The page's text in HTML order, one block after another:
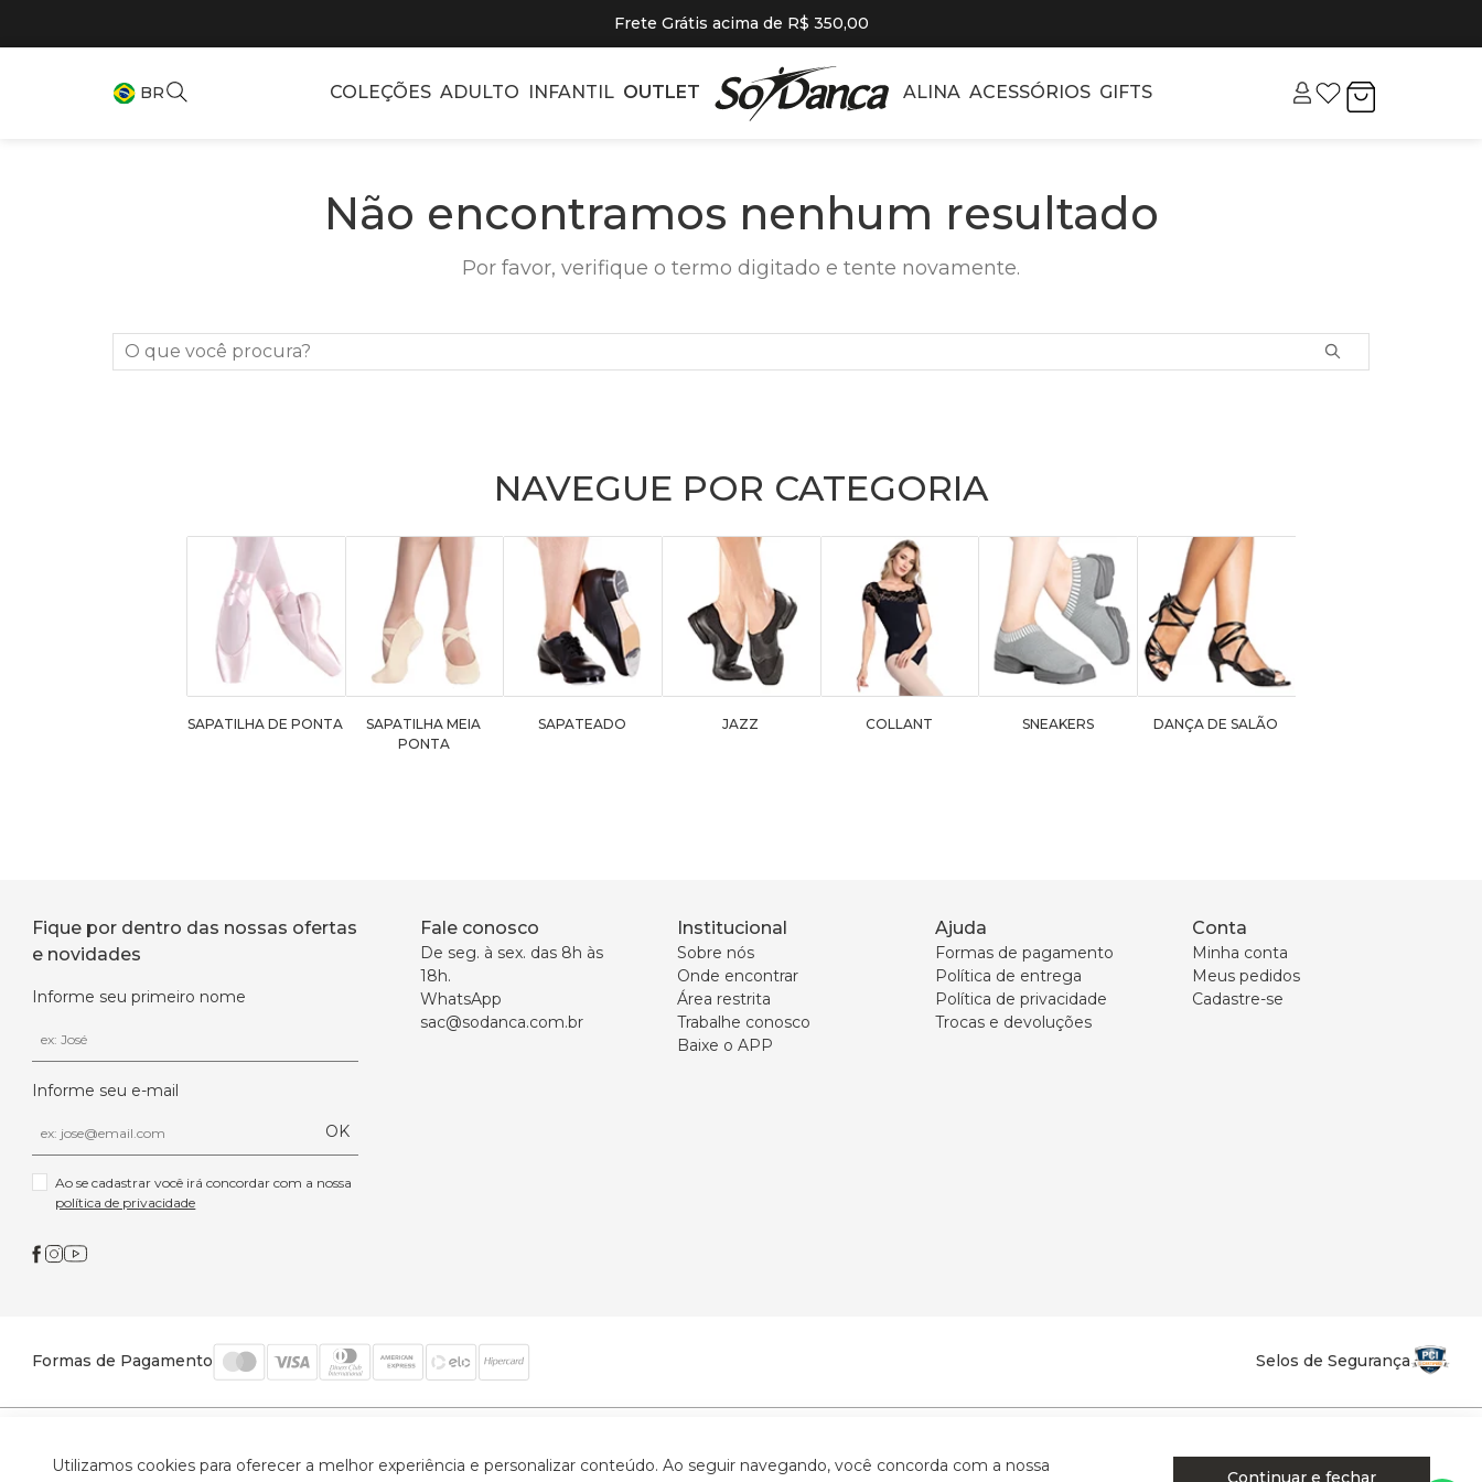
Frete Grátis acima de R$ 350,00
BR COLEÇÕES ADULTO INFANTIL OUTLET ALINA ACESSÓRIOS GIFTS
Não encontramos nenhum resultado
Por favor, verifique o termo digitado e tente novamente.
O que você procura?
NAVEGUE POR CATEGORIA
SAPATILHA DE PONTA
SAPATILHA MEIA
PONTA
SAPATEADO JAZZ COLLANT SNEAKERS DANÇA DE SALÃO
Fique por dentro das nossas ofertas
e novidades
Informe seu primeiro nome
Informe seu e-mail
OK
política de privacidade
Fale conosco
De seg. à sex. das 8h às
18h.
WhatsApp
sac@sodanca.com.br
Institucional
Sobre nós
Onde encontrar
Área restrita
Trabalhe conosco
Baixe o APP
Ajuda
Formas de pagamento
Política de entrega
Política de privacidade
Trocas e devoluções
Conta
Minha conta
Meus pedidos
Cadastre-se
Formas de Pagamento Selos de Segurança
Utilizamos cookies para oferecer a melhor experiência e personalizar conteúdo. Ao seguir navegando, você concorda com a nossa
Continuar e fechar